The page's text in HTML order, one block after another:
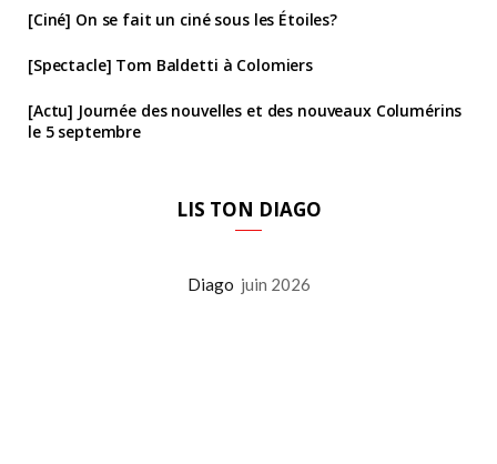
[Ciné] On se fait un ciné sous les Étoiles?
[Spectacle] Tom Baldetti à Colomiers
[Actu] Journée des nouvelles et des nouveaux Columérins
le 5 septembre
LIS TON DIAGO
Diago juin 2026